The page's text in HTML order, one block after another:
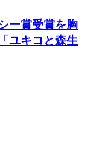
ー賞受賞を胸
ユキコと森生